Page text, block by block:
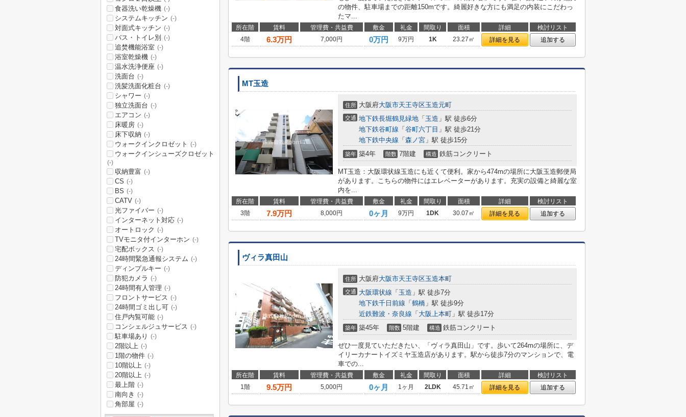
の物件、駐車場までの距離150mです。綺麗好きな方にも満足の内装にこだわっ
たマ...
所在階 賃料 管理費・共益費 敷金 礼金 間取り 面積 詳細
検討リスト
4階
6.3万円 7,000円 0万円 9万円 1K 23.27㎡ 詳細を見る 追加する
MT玉造
住所 大阪府大阪市天王寺区玉造元町
交通 地下鉄長堀鶴見緑地 「 玉造 」駅 徒歩6分
地下鉄谷町線 「 谷町六丁目 」駅 徒歩21分
地下鉄中央線 「 森ノ宮 」駅 徒歩15分
築年 築4年 階数 7階建 構造 鉄筋コンクリート
MT玉造：大阪環状線玉造にも近くて便利。家から474mの場所に大阪玉造郵便局
があります。こちらの物件にはエレベーターがあります。充実の設備と綺麗な室
内を...
所在階 賃料 管理費・共益費 敷金 礼金 間取り 面積 詳細
検討リスト
3階
7.9万円 8,000円 0ヶ月 9万円 1DK 30.07㎡ 詳細を見る 追加する
ヴィラ真田山
住所 大阪府大阪市天王寺区玉造本町
交通 大阪環状線 「 玉造 」駅 徒歩7分
地下鉄千日前線 「 鶴橋 」駅 徒歩9分
近鉄難波・奈良線 「 大阪上本町 」駅 徒歩17分
築年 築45年 階数 5階建 構造 鉄筋コンクリート
ぜひ一度見ていただきたい、「ヴィラ真田山」です。歩いて264mの場所に、デ
イリーカナートイズミヤ玉造店があります。駅から徒歩7分のマンションで、電
車での...
所在階 賃料 管理費・共益費 敷金 礼金 間取り 面積 詳細
検討リスト
1階
9.5万円 5,000円 0ヶ月 1ヶ月 2LDK 45.71㎡ 詳細を見る 追加する
食器洗い乾燥機 (-)
システムキッチン (-)
対面式キッチン (-)
バス・トイレ別 (-)
追焚機能浴室 (-)
浴室乾燥機 (-)
温水洗浄便座 (-)
洗面台 (-)
洗髪洗面化粧台 (-)
シャワー (-)
独立洗面台 (-)
エアコン (-)
床暖房 (-)
床下収納 (-)
ウォークインクロゼット (-)
ウォークインシューズクロゼット
(-)
収納豊富 (-)
CS (-)
BS (-)
CATV (-)
光ファイバー (-)
インターネット対応 (-)
オートロック (-)
TVモニタ付インターホン (-)
宅配ボックス (-)
24時間緊急通報システム (-)
ディンプルキー (-)
防犯カメラ (-)
24時間有人管理 (-)
フロントサービス (-)
24時間ゴミ出し可 (-)
住戸内覧可能 (-)
コンシェルジュサービス (-)
駐車場あり (-)
2階以上 (-)
1階の物件 (-)
10階以上 (-)
20階以上 (-)
最上階 (-)
南向き (-)
角部屋 (-)